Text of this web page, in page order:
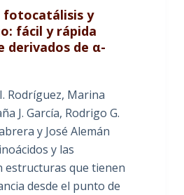
fotocatálisis y
fácil y rápida
derivados de α-
Rodríguez, Marina
J. García, Rodrigo G.
y José Alemán
y las
estructuras que tienen
desde el punto de